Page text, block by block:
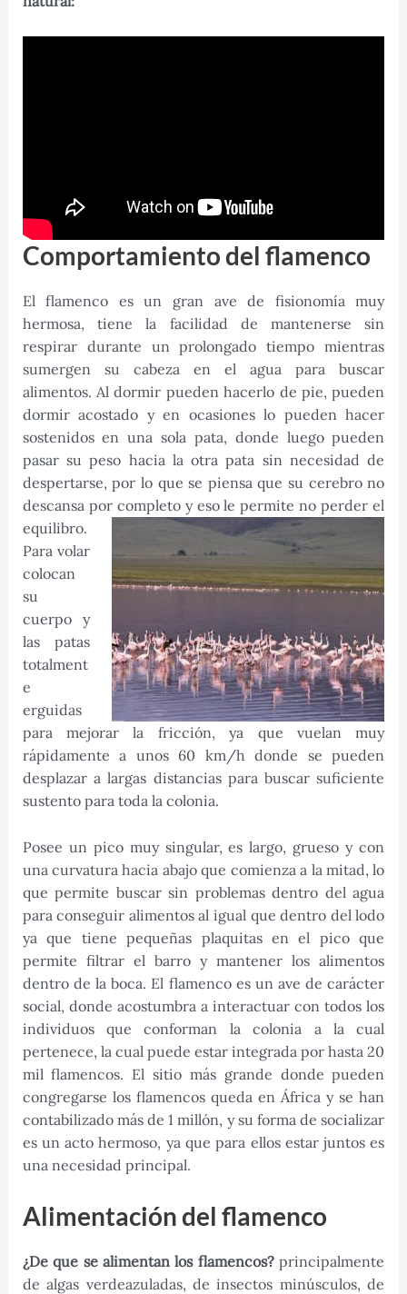
Comportamiento del flamenco
El flamenco es un gran ave de fisionomía muy
hermosa, tiene la facilidad de mantenerse sin
respirar durante un prolongado tiempo mientras
sumergen su cabeza en el agua para buscar
alimentos. Al dormir pueden hacerlo de pie, pueden
dormir acostado y en ocasiones lo pueden hacer
sostenidos en una sola pata, donde luego pueden
pasar su peso hacia la otra pata sin necesidad de
despertarse, por lo que se piensa que su cerebro no
descansa por completo y eso le permite no perder el
equilibro.
Para volar
colocan
su
cuerpo y
las patas
totalment
e
erguidas
para mejorar la fricción, ya que vuelan muy
rápidamente a unos 60 km/h donde se pueden
desplazar a largas distancias para buscar suficiente
sustento para toda la colonia.
Posee un pico muy singular, es largo, grueso y con
una curvatura hacia abajo que comienza a la mitad, lo
que permite buscar sin problemas dentro del agua
para conseguir alimentos al igual que dentro del lodo
ya que tiene pequeñas plaquitas en el pico que
permite filtrar el barro y mantener los alimentos
dentro de la boca. El flamenco es un ave de carácter
social, donde acostumbra a interactuar con todos los
individuos que conforman la colonia a la cual
pertenece, la cual puede estar integrada por hasta 20
mil flamencos. El sitio más grande donde pueden
congregarse los flamencos queda en África y se han
contabilizado más de 1 millón, y su forma de socializar
es un acto hermoso, ya que para ellos estar juntos es
una necesidad principal.
Alimentación del flamenco
¿De que se alimentan los flamencos?principalmente
de algas verdeazuladas, de insectos minúsculos, de